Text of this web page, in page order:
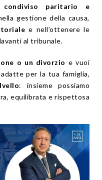
paritario e
gestione della causa,
e nell’ottenere le
al tribunale.
o un divorzio e vuoi
per la tua famiglia,
: insieme possiamo
equilibrata e rispettosa